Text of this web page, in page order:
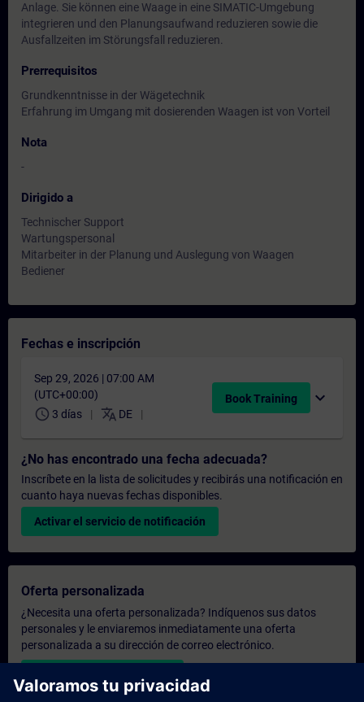
Anlage. Sie können eine Waage in eine SIMATIC-Umgebung
integrieren und den Planungsaufwand reduzieren sowie die
Ausfallzeiten im Störungsfall reduzieren.
Prerrequisitos
Grundkenntnisse in der Wägetechnik
Erfahrung im Umgang mit dosierenden Waagen ist von Vorteil
Nota
-
Dirigido a
Technischer Support
Wartungspersonal
Mitarbeiter in der Planung und Auslegung von Waagen
Bediener
Fechas e inscripción
Sep 29, 2026 | 07:00 AM
(UTC+00:00)
schedule 3 días translate DE
Book Training expand_more
¿No has encontrado una fecha adecuada?
Inscríbete en la lista de solicitudes y recibirás una notificación en
cuanto haya nuevas fechas disponibles.
Activar el servicio de notificación
Oferta personalizada
¿Necesita una oferta personalizada? Indíquenos sus datos
personales y le enviaremos inmediatamente una oferta
personalizada a su dirección de correo electrónico.
Enviar una oferta personal